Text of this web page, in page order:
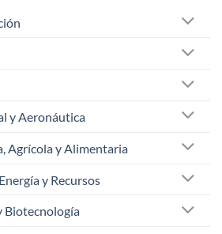
y Aeronáutica
Agrícola y Alimentaria
y Recursos
Biotecnología